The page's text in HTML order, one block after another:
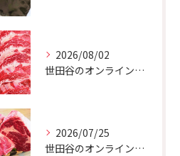
2026/08/02
世田谷のオンライン肉屋は厳選輸入牛を取り扱っています。
2026/07/25
世田谷のオンライン肉屋の輸入牛は特別です。